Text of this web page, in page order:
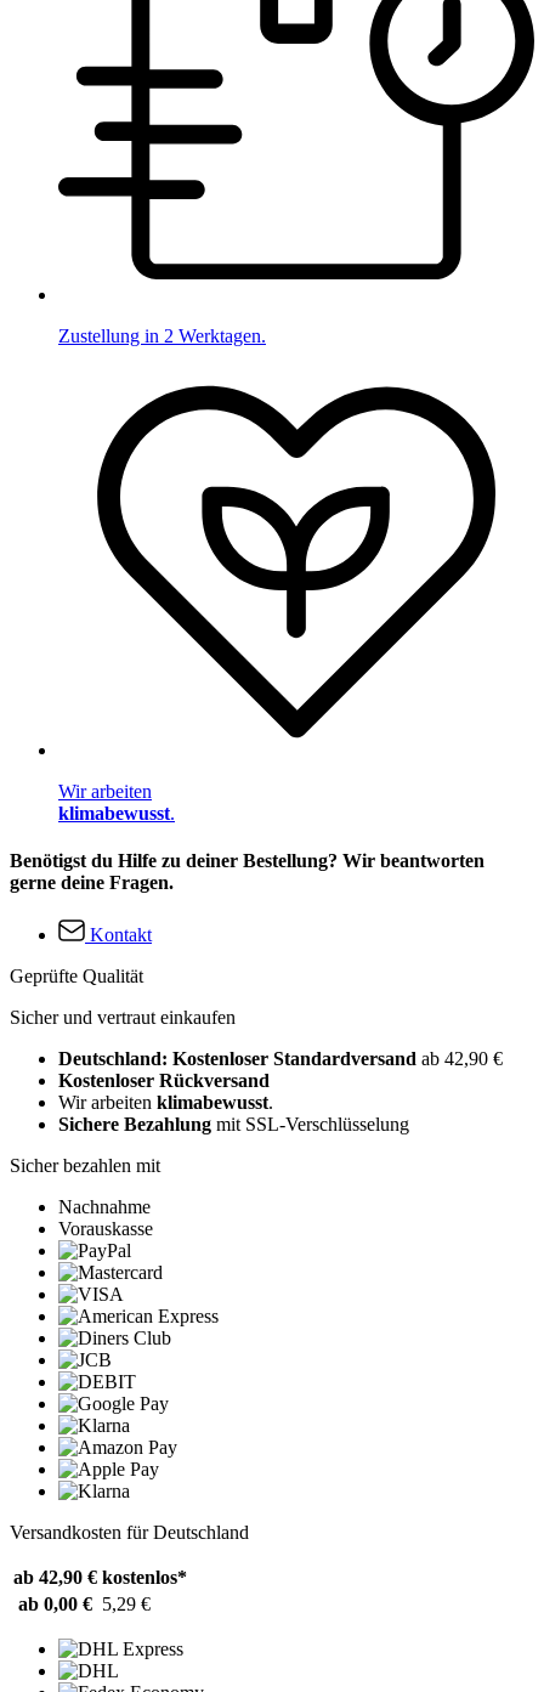
Zustellung in 2 Werktagen.
Wir arbeiten
klimabewusst.
Benötigst du Hilfe zu deiner Bestellung? Wir beantworten
gerne deine Fragen.
Kontakt
Geprüfte Qualität
Sicher und vertraut einkaufen
Deutschland: Kostenloser Standardversand ab 42,90 €
Kostenloser Rückversand
Wir arbeiten klimabewusst.
Sichere Bezahlung mit SSL-Verschlüsselung
Sicher bezahlen mit
Nachnahme
Vorauskasse
Versandkosten für Deutschland
ab 42,90 € kostenlos*
ab 0,00 € 5,29 €